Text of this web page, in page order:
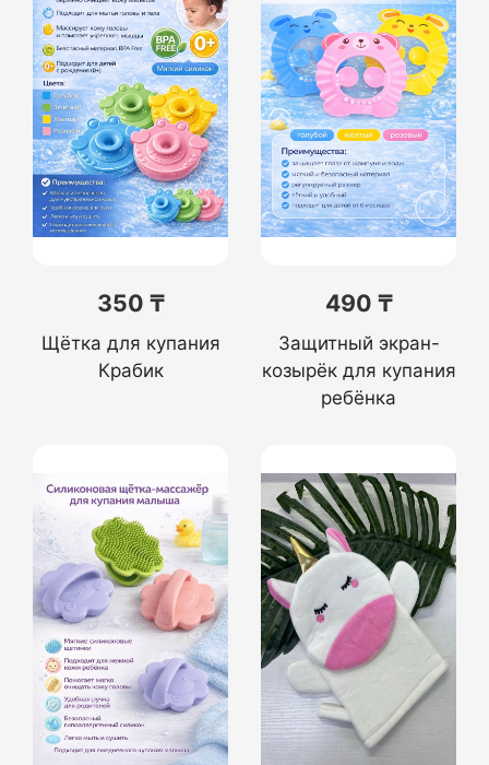
350 ₸
Щётка для купания
Крабик
490 ₸
Защитный экран-
козырёк для купания
ребёнка